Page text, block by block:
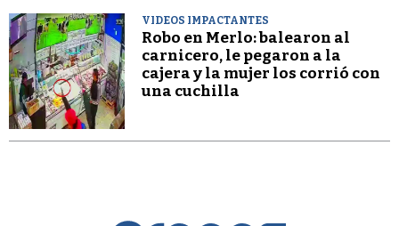
VIDEOS IMPACTANTES
Robo en Merlo: balearon al
carnicero, le pegaron a la
cajera y la mujer los corrió con
una cuchilla